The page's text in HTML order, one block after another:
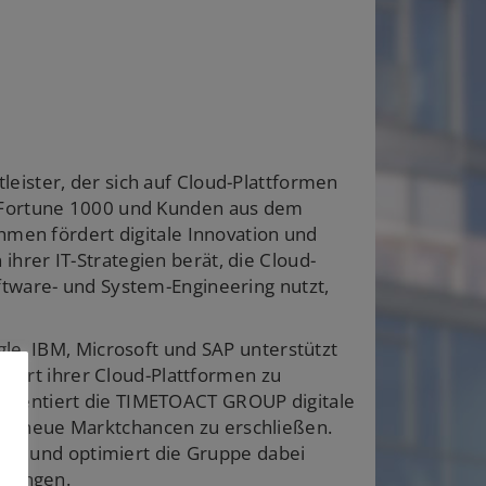
der sich auf Cloud-Plattformen
1000 und Kunden aus dem
fördert digitale Innovation und
IT-Strategien berät, die Cloud-
und System-Engineering nutzt,
IBM, Microsoft und SAP unterstützt
Wert ihrer Cloud-Plattformen zu
die TIMETOACT GROUP digitale
neue Marktchancen zu erschließen.
und optimiert die Gruppe dabei